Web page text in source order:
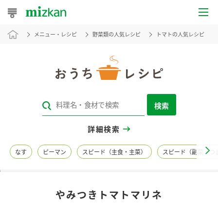
おうちレシピ
レシピカテゴリ一覧
レシピ名特集
商品情報
メニュー・レシピ 野菜類の人気レシピ トマトの人気レシピ
検索
詳細検索
なす ピーマン スピード（主食・主菜） スピード（副菜・つ
やみつきトマトマリネ